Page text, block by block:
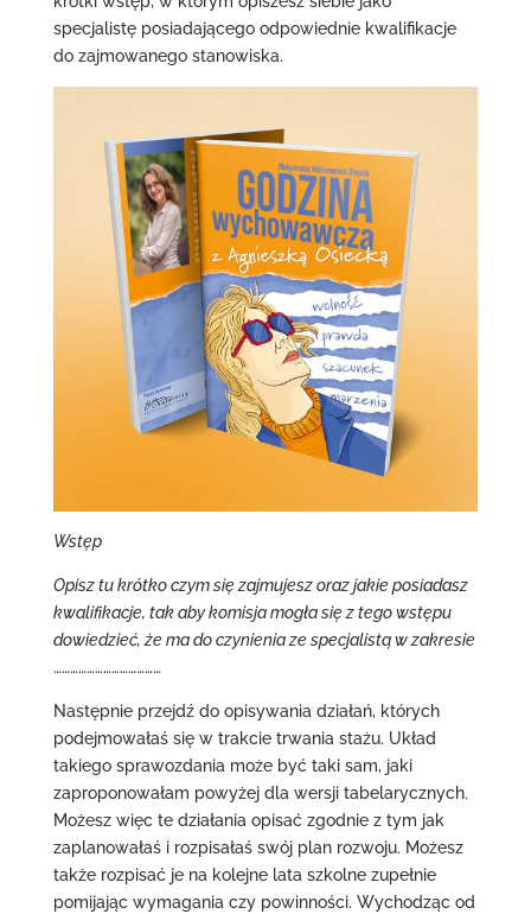
specjalistę posiadającego odpowiednie kwalifikacje
do zajmowanego stanowiska.
Wstęp
Opisz tu krótko czym się zajmujesz oraz jakie posiadasz
kwalifikacje, tak aby komisja mogła się z tego wstępu
dowiedzieć, że ma do czynienia ze specjalistą w zakresie
…………………………………
Następnie przejdź do opisywania działań, których
podejmowałaś się w trakcie trwania stażu. Układ
takiego sprawozdania może być taki sam, jaki
zaproponowałam powyżej dla wersji tabelarycznych.
Możesz więc te działania opisać zgodnie z tym jak
zaplanowałaś i rozpisałaś swój plan rozwoju. Możesz
także rozpisać je na kolejne lata szkolne zupełnie
pomijając wymagania czy powinności. Wychodząc od